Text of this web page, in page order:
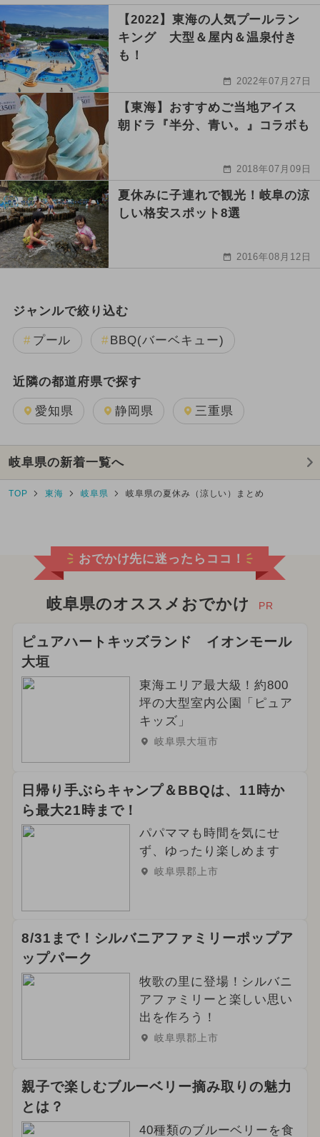
【2022】東海の人気プールラン
キング 大型＆屋内＆温泉付き
も！
2022年07月27日
【東海】おすすめご当地アイス
朝ドラ『半分、青い。』コラボも
2018年07月09日
夏休みに子連れで観光！岐阜の涼
しい格安スポット8選
2016年08月12日
ジャンルで絞り込む
プール BBQ(バーベキュー)
近隣の都道府県で探す
愛知県 静岡県 三重県
岐阜県の新着一覧へ
TOP 東海 岐阜県 岐阜県の夏休み（涼しい）まとめ
おでかけ先に迷ったらココ！
岐阜県のオススメおでかけ PR
ピュアハートキッズランド イオンモール
大垣
東海エリア最大級！約800
坪の大型室内公園「ピュア
キッズ」
岐阜県大垣市
日帰り手ぶらキャンプ＆BBQは、11時か
ら最大21時まで！
パパママも時間を気にせ
ず、ゆったり楽しめます
岐阜県郡上市
8/31まで！シルバニアファミリーポップア
ップパーク
牧歌の里に登場！シルバニ
アファミリーと楽しい思い
出を作ろう！
岐阜県郡上市
親子で楽しむブルーベリー摘み取りの魅力
とは？
40種類のブルーベリーを食